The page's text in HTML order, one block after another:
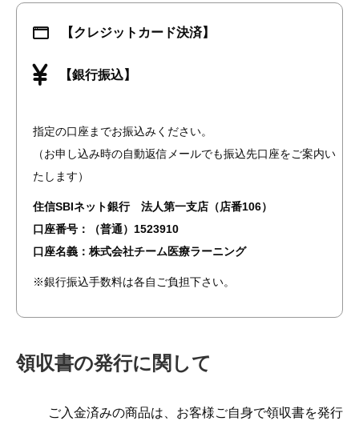
【クレジットカード決済】
【銀行振込】
指定の口座までお振込みください。
（お申し込み時の自動返信メールでも振込先口座をご案内い
たします）
住信SBIネット銀行 法人第一支店（店番106）
口座番号：（普通）1523910
口座名義：株式会社チーム医療ラーニング
※銀行振込手数料は各自ご負担下さい。
領収書の発行に関して
ご入金済みの商品は、お客様ご自身で領収書を発行